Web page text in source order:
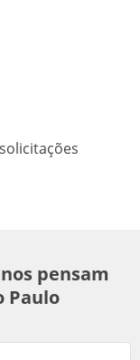
pensam
Paulo